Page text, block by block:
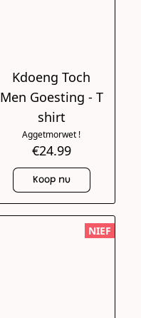
Kdoeng Toch
Men Goesting - T
shirt
Aggetmorwet !
€24.99
Koop nu
NIEF